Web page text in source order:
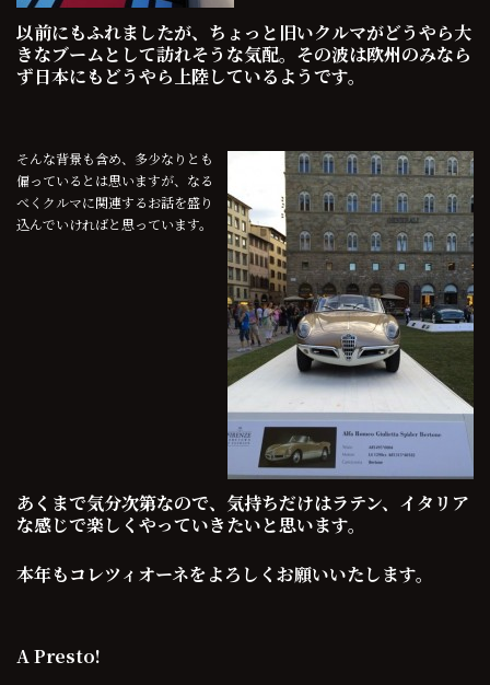
以前にもふれましたが、ちょっと旧いクルマがどうやら大
きなブームとして訪れそうな気配。その波は欧州のみなら
ず日本にもどうやら上陸しているようです。
そんな背景も含め、多少なりとも
偏っているとは思いますが、なる
べくクルマに関連するお話を盛り
込んでいければと思っています。
あくまで気分次第なので、気持ちだけはラテン、イタリア
な感じで楽しくやっていきたいと思います。
本年もコレツィオーネをよろしくお願いいたします。
A Presto!